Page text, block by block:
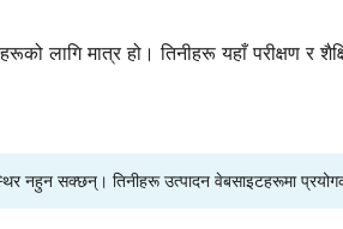
लागि मात्र हो। तिनीहरू यहाँ परीक्षण र
नहुन सक्छन्। तिनीहरू उत्पादन वेबसाइटहरूमा